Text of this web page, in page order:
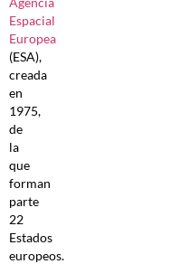
Espacial
Europea
(ESA),
creada
en
1975,
de
la
que
forman
parte
22
Estados
europeos.